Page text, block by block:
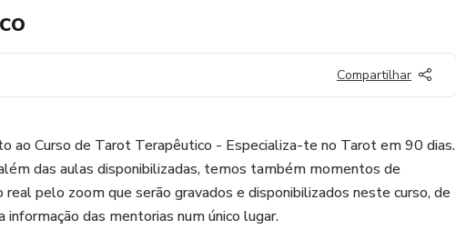
Compartilhar
ao Curso de Tarot Terapêutico - Especializa-te no Tarot em 90 dias.
das aulas disponibilizadas, temos também momentos de
pelo zoom que serão gravados e disponibilizados neste curso, de
das mentorias num único lugar.